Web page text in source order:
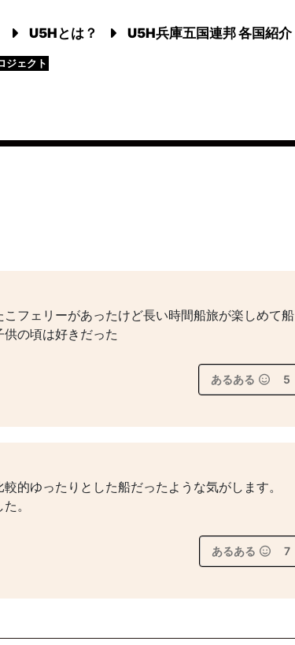
U5Hとは？ U5H兵庫五国連邦 各国紹介
ジェクト
フェリーがあったけど長い時間船旅が楽しめて船
の頃は好きだった
あるある 5
的ゆったりとした船だったような気がします。
。
あるある 7